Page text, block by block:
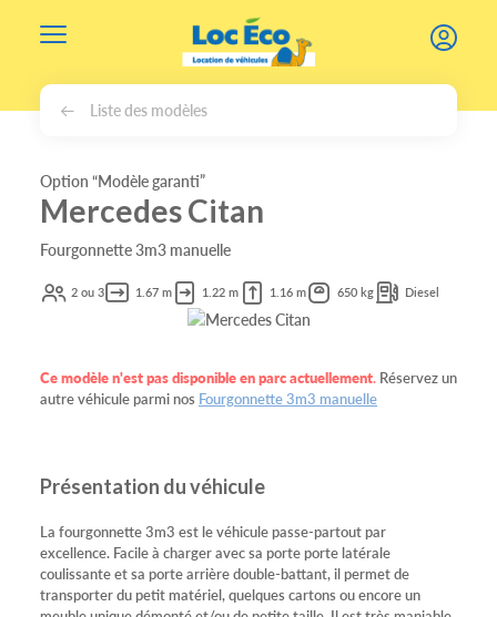
Liste des modèles
Option “Modèle garanti”
Mercedes Citan
Fourgonnette 3m3 manuelle
2 ou 3 1.67 m 1.22 m 1.16 m 650 kg Diesel
Ce modèle n'est pas disponible en parc actuellement. Réservez un
autre véhicule parmi nos Fourgonnette 3m3 manuelle
Présentation du véhicule
La fourgonnette 3m3 est le véhicule passe-partout par
excellence. Facile à charger avec sa porte porte latérale
coulissante et sa porte arrière double-battant, il permet de
transporter du petit matériel, quelques cartons ou encore un